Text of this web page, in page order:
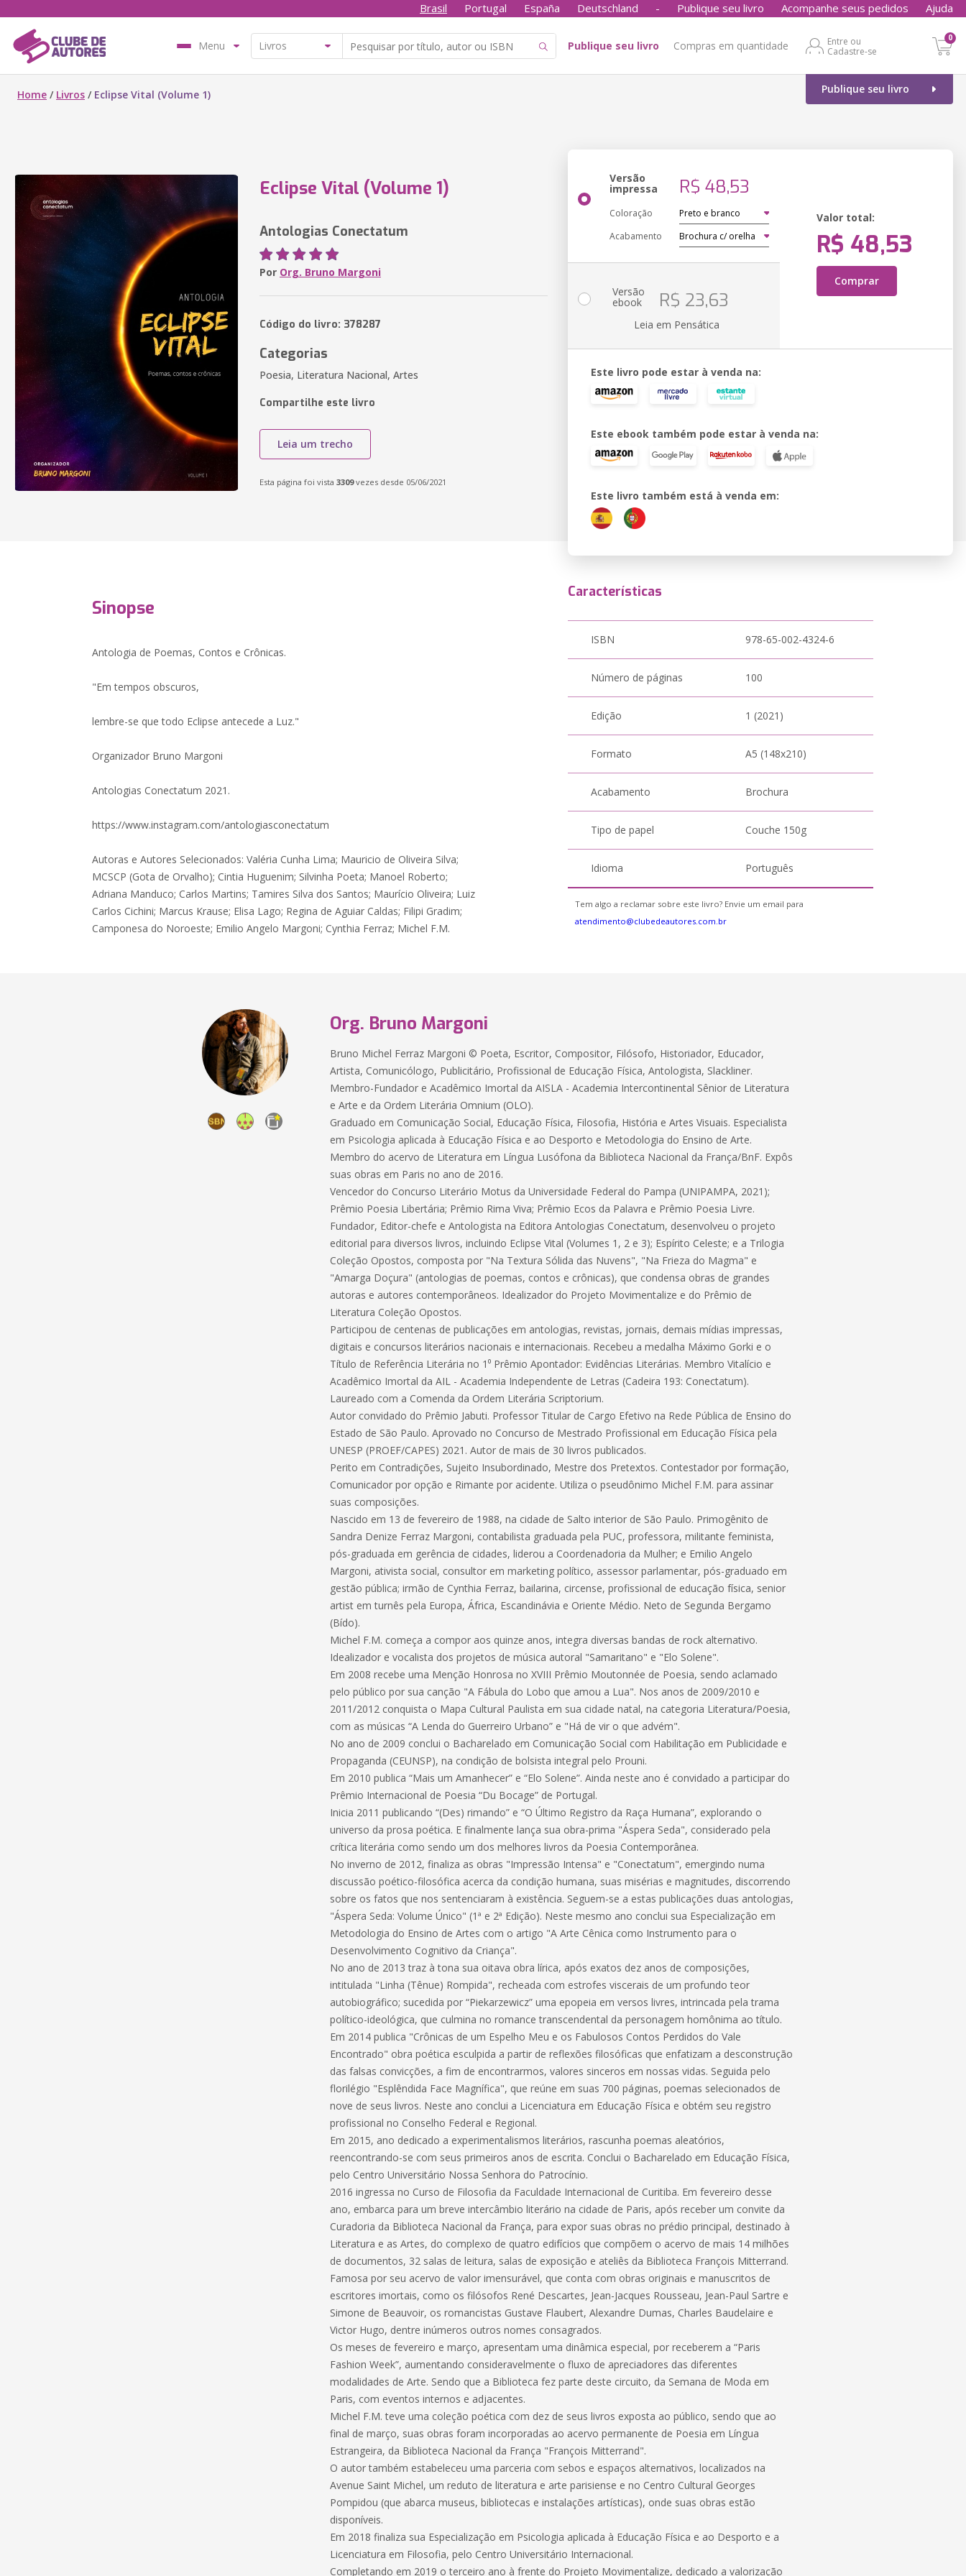
Brasil Portugal España Deutschland - Publique seu livro Acompanhe seus pedidos Ajuda
Menu Publique seu livro Compras em quantidade
Entre ou
Cadastre-se
0
Publique seu livro
Home / Livros / Eclipse Vital (Volume 1)
Eclipse Vital (Volume 1)
Antologias Conectatum
Por Org. Bruno Margoni
Código do livro: 378287
Categorias
Poesia, Literatura Nacional, Artes
Compartilhe este livro
Leia um trecho
Esta página foi vista 3309vezes desde 05/06/2021
Versão
impressa R$ 48,53
Coloração
Acabamento
Valor total:
R$ 48,53
Comprar
Versão
ebook R$ 23,63
Leia em Pensática
Este livro pode estar à venda na:
Este ebook também pode estar à venda na:
Este livro também está à venda em:
Sinopse
Antologia de Poemas, Contos e Crônicas.
"Em tempos obscuros,
lembre-se que todo Eclipse antecede a Luz."
Organizador Bruno Margoni
Antologias Conectatum 2021.
https://www.instagram.com/antologiasconectatum
Autoras e Autores Selecionados: Valéria Cunha Lima; Mauricio de Oliveira Silva;
MCSCP (Gota de Orvalho); Cintia Huguenim; Silvinha Poeta; Manoel Roberto;
Adriana Manduco; Carlos Martins; Tamires Silva dos Santos; Maurício Oliveira; Luiz
Carlos Cichini; Marcus Krause; Elisa Lago; Regina de Aguiar Caldas; Filipi Gradim;
Camponesa do Noroeste; Emilio Angelo Margoni; Cynthia Ferraz; Michel F.M.
Características
ISBN 978-65-002-4324-6
Número de páginas 100
Edição 1 (2021)
Formato A5 (148x210)
Acabamento Brochura
Tipo de papel Couche 150g
Idioma Português
Tem algo a reclamar sobre este livro? Envie um email para
atendimento@clubedeautores.com.br
Org. Bruno Margoni
Bruno Michel Ferraz Margoni © Poeta, Escritor, Compositor, Filósofo, Historiador, Educador,
Artista, Comunicólogo, Publicitário, Profissional de Educação Física, Antologista, Slackliner.
Membro-Fundador e Acadêmico Imortal da AISLA - Academia Intercontinental Sênior de Literatura
e Arte e da Ordem Literária Omnium (OLO).
Graduado em Comunicação Social, Educação Física, Filosofia, História e Artes Visuais. Especialista
em Psicologia aplicada à Educação Física e ao Desporto e Metodologia do Ensino de Arte.
Membro do acervo de Literatura em Língua Lusófona da Biblioteca Nacional da França/BnF. Expôs
suas obras em Paris no ano de 2016.
Vencedor do Concurso Literário Motus da Universidade Federal do Pampa (UNIPAMPA, 2021);
Prêmio Poesia Libertária; Prêmio Rima Viva; Prêmio Ecos da Palavra e Prêmio Poesia Livre.
Fundador, Editor-chefe e Antologista na Editora Antologias Conectatum, desenvolveu o projeto
editorial para diversos livros, incluindo Eclipse Vital (Volumes 1, 2 e 3); Espírito Celeste; e a Trilogia
Coleção Opostos, composta por "Na Textura Sólida das Nuvens", "Na Frieza do Magma" e
"Amarga Doçura" (antologias de poemas, contos e crônicas), que condensa obras de grandes
autoras e autores contemporâneos. Idealizador do Projeto Movimentalize e do Prêmio de
Literatura Coleção Opostos.
Participou de centenas de publicações em antologias, revistas, jornais, demais mídias impressas,
digitais e concursos literários nacionais e internacionais. Recebeu a medalha Máximo Gorki e o
Título de Referência Literária no 1⁰ Prêmio Apontador: Evidências Literárias. Membro Vitalício e
Acadêmico Imortal da AIL - Academia Independente de Letras (Cadeira 193: Conectatum).
Laureado com a Comenda da Ordem Literária Scriptorium.
Autor convidado do Prêmio Jabuti. Professor Titular de Cargo Efetivo na Rede Pública de Ensino do
Estado de São Paulo. Aprovado no Concurso de Mestrado Profissional em Educação Física pela
UNESP (PROEF/CAPES) 2021. Autor de mais de 30 livros publicados.
Perito em Contradições, Sujeito Insubordinado, Mestre dos Pretextos. Contestador por formação,
Comunicador por opção e Rimante por acidente. Utiliza o pseudônimo Michel F.M. para assinar
suas composições.
Nascido em 13 de fevereiro de 1988, na cidade de Salto interior de São Paulo. Primogênito de
Sandra Denize Ferraz Margoni, contabilista graduada pela PUC, professora, militante feminista,
pós-graduada em gerência de cidades, liderou a Coordenadoria da Mulher; e Emilio Angelo
Margoni, ativista social, consultor em marketing político, assessor parlamentar, pós-graduado em
gestão pública; irmão de Cynthia Ferraz, bailarina, circense, profissional de educação física, senior
artist em turnês pela Europa, África, Escandinávia e Oriente Médio. Neto de Segunda Bergamo
(Bído).
Michel F.M. começa a compor aos quinze anos, integra diversas bandas de rock alternativo.
Idealizador e vocalista dos projetos de música autoral "Samaritano" e "Elo Solene".
Em 2008 recebe uma Menção Honrosa no XVIII Prêmio Moutonnée de Poesia, sendo aclamado
pelo público por sua canção "A Fábula do Lobo que amou a Lua". Nos anos de 2009/2010 e
2011/2012 conquista o Mapa Cultural Paulista em sua cidade natal, na categoria Literatura/Poesia,
com as músicas “A Lenda do Guerreiro Urbano” e "Há de vir o que advém".
No ano de 2009 conclui o Bacharelado em Comunicação Social com Habilitação em Publicidade e
Propaganda (CEUNSP), na condição de bolsista integral pelo Prouni.
Em 2010 publica “Mais um Amanhecer” e “Elo Solene”. Ainda neste ano é convidado a participar do
Prêmio Internacional de Poesia “Du Bocage” de Portugal.
Inicia 2011 publicando “(Des) rimando” e “O Último Registro da Raça Humana”, explorando o
universo da prosa poética. E finalmente lança sua obra-prima "Áspera Seda", considerado pela
crítica literária como sendo um dos melhores livros da Poesia Contemporânea.
No inverno de 2012, finaliza as obras "Impressão Intensa" e "Conectatum", emergindo numa
discussão poético-filosófica acerca da condição humana, suas misérias e magnitudes, discorrendo
sobre os fatos que nos sentenciaram à existência. Seguem-se a estas publicações duas antologias,
"Áspera Seda: Volume Único" (1ª e 2ª Edição). Neste mesmo ano conclui sua Especialização em
Metodologia do Ensino de Artes com o artigo "A Arte Cênica como Instrumento para o
Desenvolvimento Cognitivo da Criança".
No ano de 2013 traz à tona sua oitava obra lírica, após exatos dez anos de composições,
intitulada "Linha (Tênue) Rompida", recheada com estrofes viscerais de um profundo teor
autobiográfico; sucedida por “Piekarzewicz” uma epopeia em versos livres, intrincada pela trama
político-ideológica, que culmina no romance transcendental da personagem homônima ao título.
Em 2014 publica "Crônicas de um Espelho Meu e os Fabulosos Contos Perdidos do Vale
Encontrado" obra poética esculpida a partir de reflexões filosóficas que enfatizam a desconstrução
das falsas convicções, a fim de encontrarmos, valores sinceros em nossas vidas. Seguida pelo
florilégio "Esplêndida Face Magnífica", que reúne em suas 700 páginas, poemas selecionados de
nove de seus livros. Neste ano conclui a Licenciatura em Educação Física e obtém seu registro
profissional no Conselho Federal e Regional.
Em 2015, ano dedicado a experimentalismos literários, rascunha poemas aleatórios,
reencontrando-se com seus primeiros anos de escrita. Conclui o Bacharelado em Educação Física,
pelo Centro Universitário Nossa Senhora do Patrocínio.
2016 ingressa no Curso de Filosofia da Faculdade Internacional de Curitiba. Em fevereiro desse
ano, embarca para um breve intercâmbio literário na cidade de Paris, após receber um convite da
Curadoria da Biblioteca Nacional da França, para expor suas obras no prédio principal, destinado à
Literatura e as Artes, do complexo de quatro edifícios que compõem o acervo de mais 14 milhões
de documentos, 32 salas de leitura, salas de exposição e ateliês da Biblioteca François Mitterrand.
Famosa por seu acervo de valor imensurável, que conta com obras originais e manuscritos de
escritores imortais, como os filósofos René Descartes, Jean-Jacques Rousseau, Jean-Paul Sartre e
Simone de Beauvoir, os romancistas Gustave Flaubert, Alexandre Dumas, Charles Baudelaire e
Victor Hugo, dentre inúmeros outros nomes consagrados.
Os meses de fevereiro e março, apresentam uma dinâmica especial, por receberem a “Paris
Fashion Week”, aumentando consideravelmente o fluxo de apreciadores das diferentes
modalidades de Arte. Sendo que a Biblioteca fez parte deste circuito, da Semana de Moda em
Paris, com eventos internos e adjacentes.
Michel F.M. teve uma coleção poética com dez de seus livros exposta ao público, sendo que ao
final de março, suas obras foram incorporadas ao acervo permanente de Poesia em Língua
Estrangeira, da Biblioteca Nacional da França "François Mitterrand".
O autor também estabeleceu uma parceria com sebos e espaços alternativos, localizados na
Avenue Saint Michel, um reduto de literatura e arte parisiense e no Centro Cultural Georges
Pompidou (que abarca museus, bibliotecas e instalações artísticas), onde suas obras estão
disponíveis.
Em 2018 finaliza sua Especialização em Psicologia aplicada à Educação Física e ao Desporto e a
Licenciatura em Filosofia, pelo Centro Universitário Internacional.
Completando em 2019 o terceiro ano à frente do Projeto Movimentalize, dedicado a valorização